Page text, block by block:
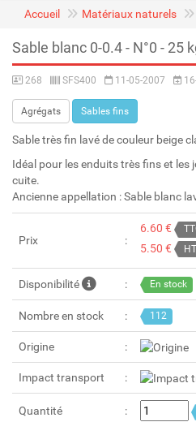
Accueil Matériaux naturels
Sable blanc 0-0.4 - N°0 - 25
268 SFS400 11-05-2007
Agrégats Sables fins
Sable très fin lavé de couleur beige
Idéal pour les enduits très fins et les
cuite.
Ancienne appellation : Sable blanc
Prix
6.60 €
5.50 € HT
Disponibilité En stock
Nombre en stock 112
Origine
Impact transport
Quantité